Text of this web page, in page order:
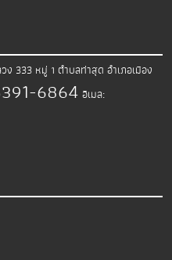
ง 333 หมู่ 1 ตำบลท่าสุด อำเภอเมือง
6864 อีเมล: